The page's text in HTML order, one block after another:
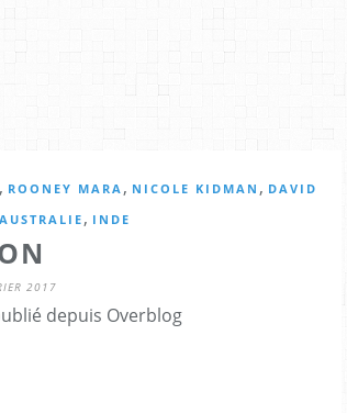
, ROONEY MARA , NICOLE KIDMAN , DAVID
AUSTRALIE , INDE
2017
depuis Overblog